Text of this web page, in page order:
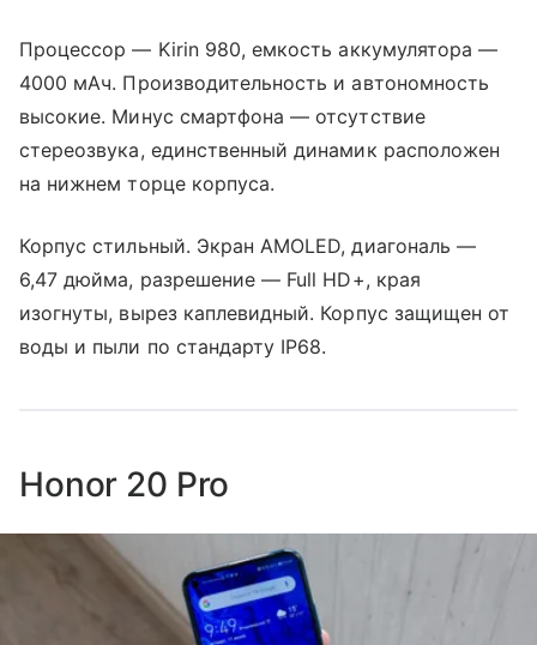
Процессор — Kirin 980, емкость аккумулятора —
4000 мАч. Производительность и автономность
высокие. Минус смартфона — отсутствие
стереозвука, единственный динамик расположен
на нижнем торце корпуса.
Корпус стильный. Экран AMOLED, диагональ —
6,47 дюйма, разрешение — Full HD+, края
изогнуты, вырез каплевидный. Корпус защищен от
воды и пыли по стандарту IP68.
​​​​​​​Honor 20 Pro